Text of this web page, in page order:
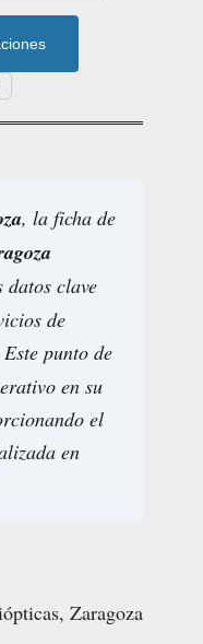
, la ficha de
datos clave
de
punto de
en su
el
en
Zaragoza